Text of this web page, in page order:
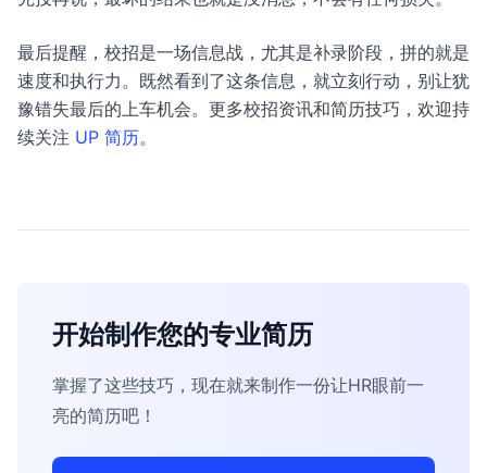
最后提醒，校招是一场信息战，尤其是补录阶段，拼的就是
速度和执行力。既然看到了这条信息，就立刻行动，别让犹
豫错失最后的上车机会。更多校招资讯和简历技巧，欢迎持
续关注 UP 简历。
开始制作您的专业简历
掌握了这些技巧，现在就来制作一份让HR眼前一
亮的简历吧！